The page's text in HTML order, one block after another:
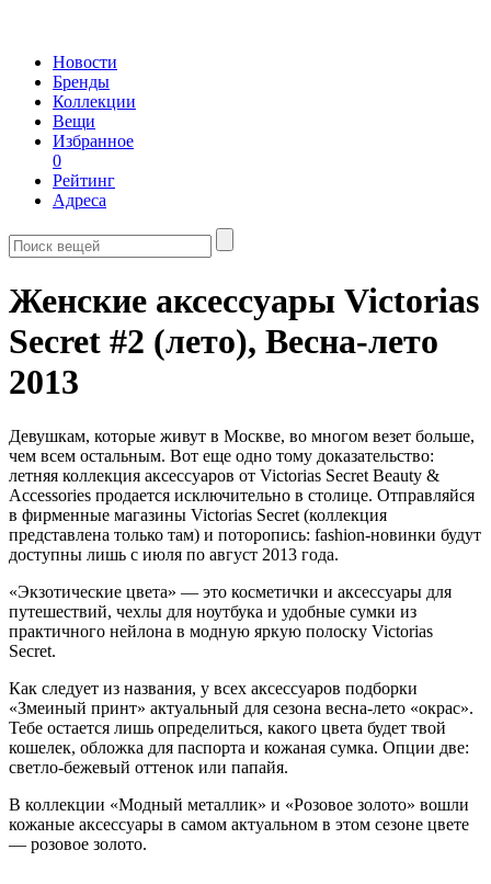
Новости
Бренды
Коллекции
Вещи
Избранное
0
Рейтинг
Адреса
Женские аксессуары Victorias
Secret #2 (лето), Весна-лето
2013
Девушкам, которые живут в Москве, во многом везет больше,
чем всем остальным. Вот еще одно тому доказательство:
летняя коллекция аксессуаров от Victorias Secret Beauty &
Accessories продается исключительно в столице. Отправляйся
в фирменные магазины Victorias Secret (коллекция
представлена только там) и поторопись: fashion-новинки будут
доступны лишь с июля по август 2013 года.
«Экзотические цвета» — это косметички и аксессуары для
путешествий, чехлы для ноутбука и удобные сумки из
практичного нейлона в модную яркую полоску Victorias
Secret.
Как следует из названия, у всех аксессуаров подборки
«Змеиный принт» актуальный для сезона весна-лето «окрас».
Тебе остается лишь определиться, какого цвета будет твой
кошелек, обложка для паспорта и кожаная сумка. Опции две:
светло-бежевый оттенок или папайя.
В коллекции «Модный металлик» и «Розовое золото» вошли
кожаные аксессуары в самом актуальном в этом сезоне цвете
— розовое золото.